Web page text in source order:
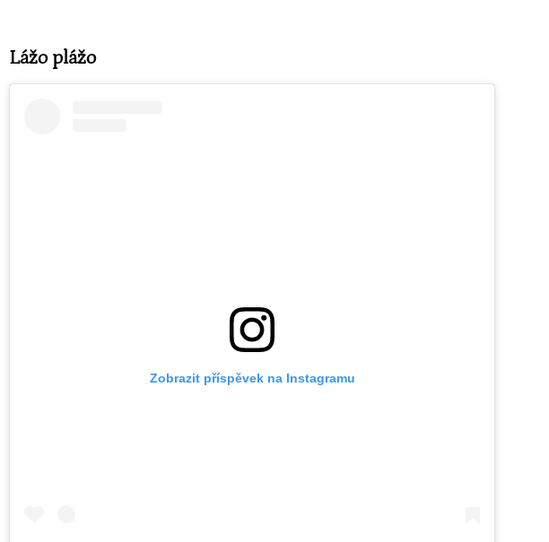
Lážo plážo
Zobrazit příspěvek na Instagramu